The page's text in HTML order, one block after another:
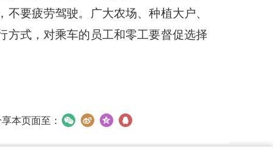
要疲劳驾驶。广大农场、种植大户、
方式，对乘车的员工和零工要督促选择
本页面至：